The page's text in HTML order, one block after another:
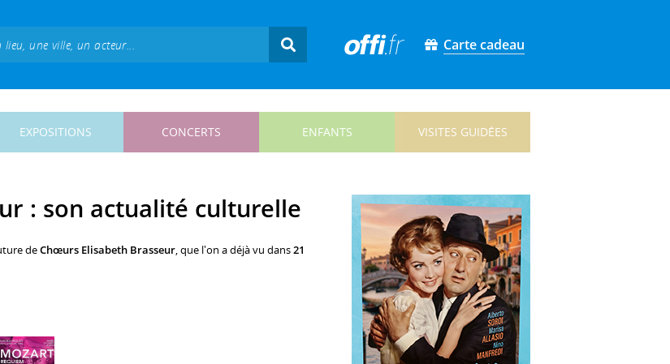
Carte cadeau
EXPOSITIONS CONCERTS ENFANTS VISITES GUIDÉES
: son actualité culturelle
deChœurs Elisabeth Brasseur, que l'on a déjà vu dans21